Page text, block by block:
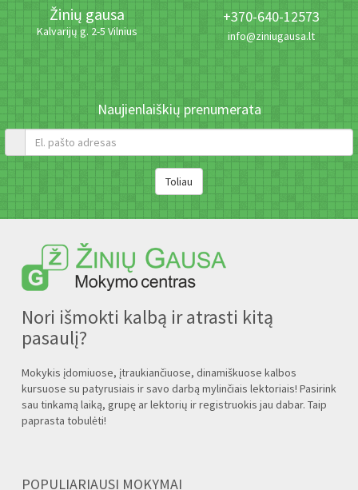
Žinių gausa
Kalvarijų g. 2-5 Vilnius
+370-640-12573
info@ziniugausa.lt
Naujienlaiškių prenumerata
Nori išmokti kalbą ir atrasti kitą
pasaulį?
Mokykis įdomiuose, įtraukiančiuose, dinamiškuose kalbos
kursuose su patyrusiais ir savo darbą mylinčiais lektoriais! Pasirink
sau tinkamą laiką, grupę ar lektorių ir registruokis jau dabar. Taip
paprasta tobulėti!
POPULIARIAUSI MOKYMAI